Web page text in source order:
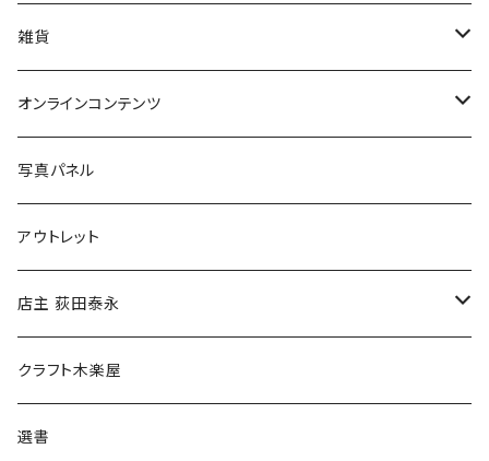
美術
POLEWARDS
Tシャツ
雑貨
バッグ
ブックカバー
マグカップ
傘
食料品
その他
オンラインコンテンツ
冒険クロストーク
写真パネル
アウトレット
店主 荻田泰永
書籍
ウェア
クラフト木楽屋
選書